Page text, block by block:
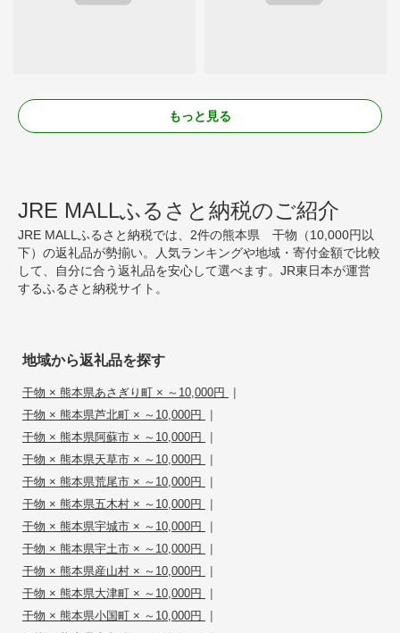
もっと見る
JRE MALLふるさと納税のご紹介
JRE MALLふるさと納税では、2件の熊本県 干物（10,000円以
下）の返礼品が勢揃い。人気ランキングや地域・寄付金額で比較
して、自分に合う返礼品を安心して選べます。JR東日本が運営
するふるさと納税サイト。
地域から返礼品を探す
干物 × 熊本県あさぎり町 × ～10,000円 |
干物 × 熊本県芦北町 × ～10,000円 |
干物 × 熊本県阿蘇市 × ～10,000円 |
干物 × 熊本県天草市 × ～10,000円 |
干物 × 熊本県荒尾市 × ～10,000円 |
干物 × 熊本県五木村 × ～10,000円 |
干物 × 熊本県宇城市 × ～10,000円 |
干物 × 熊本県宇土市 × ～10,000円 |
干物 × 熊本県産山村 × ～10,000円 |
干物 × 熊本県大津町 × ～10,000円 |
干物 × 熊本県小国町 × ～10,000円 |